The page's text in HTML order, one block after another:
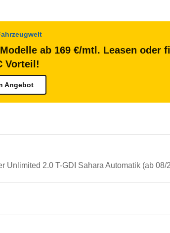
ab 169 €/mtl. Leasen oder
Vorteil!
Angebot
Unlimited 2.0 T-GDI Sahara Automatik (ab 08/